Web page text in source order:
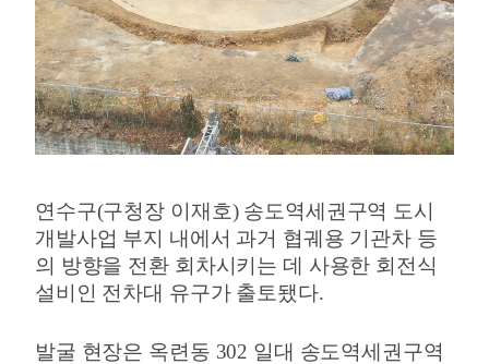
연수구(구청장 이재호) 송도역세권구역 도시
개발사업 부지 내에서 과거 협궤용 기관차 등
의 방향을 전환 회차시키는 데 사용한 회전식
설비인 전차대 유구가 출토됐다.
발굴 현장은 옥련동 302 일대 송도역세권구역